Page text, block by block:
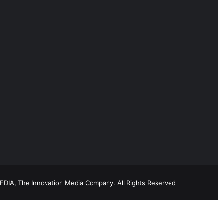
The Innovation Media Company. All Rights Reserved